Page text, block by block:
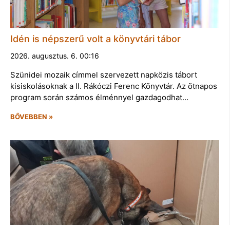
Idén is népszerű volt a könyvtári tábor
2026. augusztus. 6. 00:16
Szünidei mozaik címmel szervezett napközis tábort
kisiskolásoknak a II. Rákóczi Ferenc Könyvtár. Az ötnapos
program során számos élménnyel gazdagodhat…
BŐVEBBEN »